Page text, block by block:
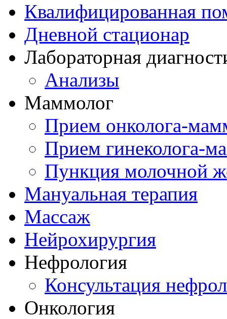
Квалифицированная
Дневной стационар
Лабораторная
Анализы
Маммолог
Прием онколога-
Прием гинеколога-
Пункция молочной
Мануальная терапия
Массаж
Нейрохирургия
Нефрология
Консультация
Онкология